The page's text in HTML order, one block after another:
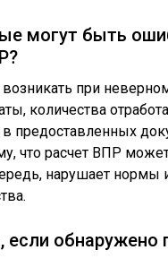
могут быть
при
количества
в предоставленных
что расчет ВПР
нарушает нормы
если обнаружено